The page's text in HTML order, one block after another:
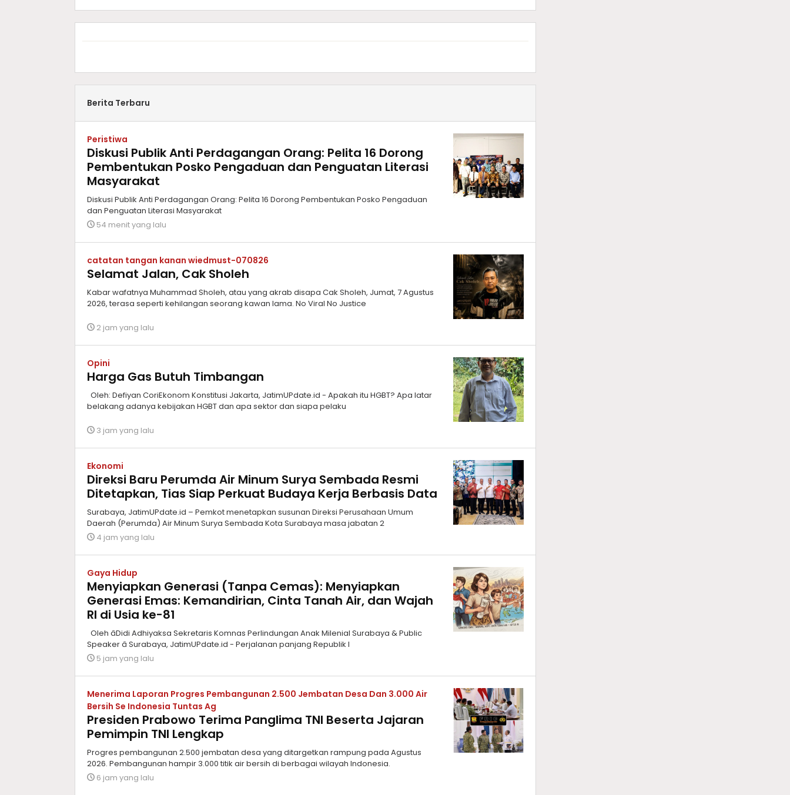
Berita Terbaru
Peristiwa
Diskusi Publik Anti Perdagangan Orang: Pelita 16 Dorong
Pembentukan Posko Pengaduan dan Penguatan Literasi
Masyarakat
Diskusi Publik Anti Perdagangan Orang: Pelita 16 Dorong Pembentukan Posko Pengaduan
dan Penguatan Literasi Masyarakat
54 menit yang lalu
catatan tangan kanan wiedmust-070826
Selamat Jalan, Cak Sholeh
Kabar wafatnya Muhammad Sholeh, atau yang akrab disapa Cak Sholeh, Jumat, 7 Agustus
2026, terasa seperti kehilangan seorang kawan lama. No Viral No Justice
2 jam yang lalu
Opini
Harga Gas Butuh Timbangan
Oleh: Defiyan CoriEkonom Konstitusi Jakarta, JatimUPdate.id - Apakah itu HGBT? Apa latar
belakang adanya kebijakan HGBT dan apa sektor dan siapa pelaku
3 jam yang lalu
Ekonomi
Direksi Baru Perumda Air Minum Surya Sembada Resmi
Ditetapkan, Tias Siap Perkuat Budaya Kerja Berbasis Data
Surabaya, JatimUPdate.id – Pemkot menetapkan susunan Direksi Perusahaan Umum
Daerah (Perumda) Air Minum Surya Sembada Kota Surabaya masa jabatan 2
4 jam yang lalu
Gaya Hidup
Menyiapkan Generasi (Tanpa Cemas): Menyiapkan
Generasi Emas: Kemandirian, Cinta Tanah Air, dan Wajah
RI di Usia ke-81
Oleh âDidi Adhiyaksa Sekretaris Komnas Perlindungan Anak Milenial Surabaya & Public
Speaker â Surabaya, JatimUPdate.id - Perjalanan panjang Republik I
5 jam yang lalu
Menerima Laporan Progres Pembangunan 2.500 Jembatan Desa Dan 3.000 Air
Bersih Se Indonesia Tuntas Ag
Presiden Prabowo Terima Panglima TNI Beserta Jajaran
Pemimpin TNI Lengkap
Progres pembangunan 2.500 jembatan desa yang ditargetkan rampung pada Agustus
2026. Pembangunan hampir 3.000 titik air bersih di berbagai wilayah Indonesia.
6 jam yang lalu